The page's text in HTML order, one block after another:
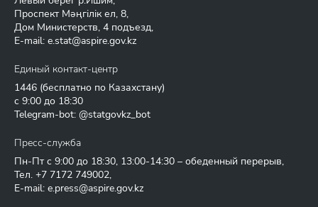
Проспект Мәңгілік ел, 8,
Дом Министерств, 4 подъезд,
E-mail: e.stat@aspire.gov.kz
Единый контакт-центр
1446 (бесплатно по Казахстану)
с 9:00 до 18:30
Telegram-bot: @statgovkz_bot
Пресс-служба
Пн-Пт с 9:00 до 18:30, 13:00-14:30 – обеденный перерыв,
Тел. +7 7172 749002,
E-mail: e.press@aspire.gov.kz